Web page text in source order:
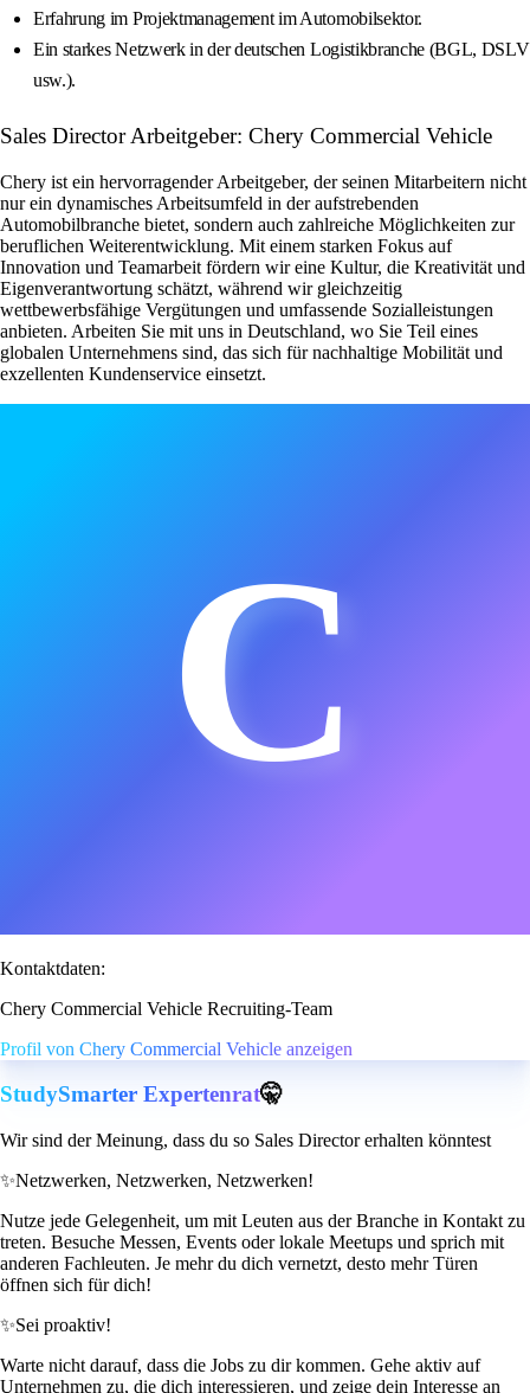
Erfahrung im Projektmanagement im Automobilsektor.
Ein starkes Netzwerk in der deutschen Logistikbranche (BGL, DSLV
usw.).
Sales Director Arbeitgeber: Chery Commercial Vehicle
Chery ist ein hervorragender Arbeitgeber, der seinen Mitarbeitern nicht
nur ein dynamisches Arbeitsumfeld in der aufstrebenden
Automobilbranche bietet, sondern auch zahlreiche Möglichkeiten zur
beruflichen Weiterentwicklung. Mit einem starken Fokus auf
Innovation und Teamarbeit fördern wir eine Kultur, die Kreativität und
Eigenverantwortung schätzt, während wir gleichzeitig
wettbewerbsfähige Vergütungen und umfassende Sozialleistungen
anbieten. Arbeiten Sie mit uns in Deutschland, wo Sie Teil eines
globalen Unternehmens sind, das sich für nachhaltige Mobilität und
exzellenten Kundenservice einsetzt.
C
Kontaktdaten:
Chery Commercial Vehicle Recruiting-Team
Profil von Chery Commercial Vehicle anzeigen
StudySmarter Expertenrat🤫
Wir sind der Meinung, dass du so Sales Director erhalten könntest
✨Netzwerken, Netzwerken, Netzwerken!
Nutze jede Gelegenheit, um mit Leuten aus der Branche in Kontakt zu
treten. Besuche Messen, Events oder lokale Meetups und sprich mit
anderen Fachleuten. Je mehr du dich vernetzt, desto mehr Türen
öffnen sich für dich!
✨Sei proaktiv!
Warte nicht darauf, dass die Jobs zu dir kommen. Gehe aktiv auf
Unternehmen zu, die dich interessieren, und zeige dein Interesse an